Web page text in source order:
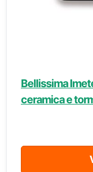
Bellissima
ceramica e